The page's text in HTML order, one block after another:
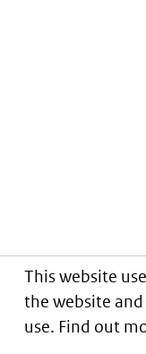
This website
the website
use. Find out